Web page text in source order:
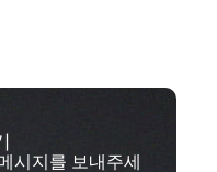
시지를 보내주세